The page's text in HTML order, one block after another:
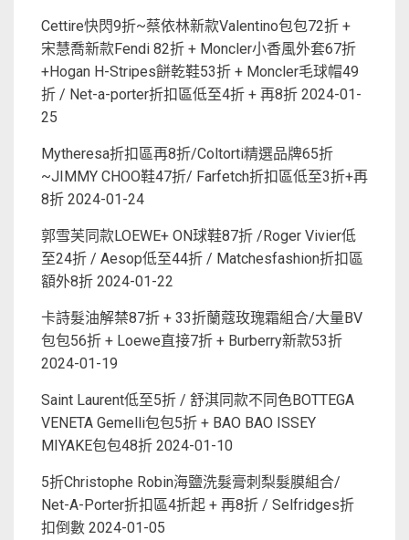
Cettire快閃9折~蔡依林新款Valentino包包72折 +
宋慧喬新款Fendi 82折 + Moncler小香風外套67折
+Hogan H-Stripes餅乾鞋53折 + Moncler毛球帽49
折 / Net-a-porter折扣區低至4折 + 再8折 2024-01-
25
Mytheresa折扣區再8折/Coltorti精選品牌65折
~JIMMY CHOO鞋47折/ Farfetch折扣區低至3折+再
8折 2024-01-24
郭雪芙同款LOEWE+ ON球鞋87折 /Roger Vivier低
至24折 / Aesop低至44折 / Matchesfashion折扣區
額外8折 2024-01-22
卡詩髮油解禁87折 + 33折蘭蔻玫瑰霜組合/大量BV
包包56折 + Loewe直接7折 + Burberry新款53折
2024-01-19
Saint Laurent低至5折 / 舒淇同款不同色BOTTEGA
VENETA Gemelli包包5折 + BAO BAO ISSEY
MIYAKE包包48折 2024-01-10
5折Christophe Robin海鹽洗髮膏刺梨髮膜組合/
Net-A-Porter折扣區4折起 + 再8折 / Selfridges折
扣倒數 2024-01-05